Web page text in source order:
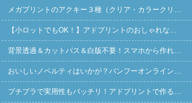
メガプリントのアクキー３種（クリア・カラークリ…
【小ロットでもOK！】アドプリントのおしゃれな…
背景透過＆カットパス＆白版不要！スマホから作れ…
おいしいノベルティはいかが？バンフーオンライン…
プチプラで実用性もバッチリ！アドプリントで作る…